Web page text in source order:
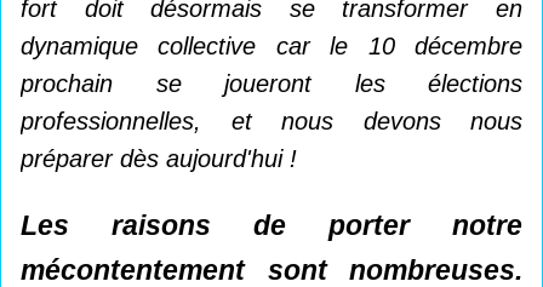
fort doit désormais se transformer en
dynamique collective car le 10 décembre
prochain se joueront les élections
professionnelles, et nous devons nous
préparer dès aujourd'hui !
Les raisons de porter notre
mécontentement sont nombreuses.